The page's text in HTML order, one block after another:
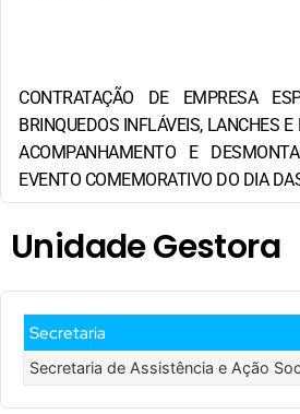
CONTRATAÇÃO DE EMPRESA
BRINQUEDOS INFLÁVEIS, LANCHES
ACOMPANHAMENTO E
EVENTO COMEMORATIVO DO DIA
Unidade Gestora
Secretaria
Secretaria de Assistência e Ação